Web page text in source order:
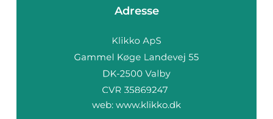
Adresse
web: www.klikko.dk